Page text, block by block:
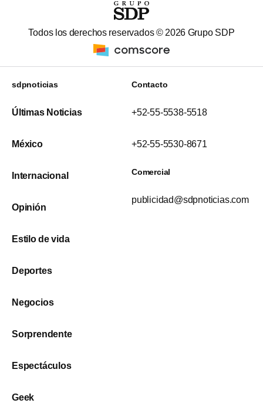
Todos los derechos reservados © 2026 Grupo SDP
sdpnoticias
Últimas Noticias
México
Internacional
Opinión
Estilo de vida
Deportes
Negocios
Sorprendente
Espectáculos
Geek
Contacto
+52-55-5538-5518
+52-55-5530-8671
Comercial
publicidad@sdpnoticias.com